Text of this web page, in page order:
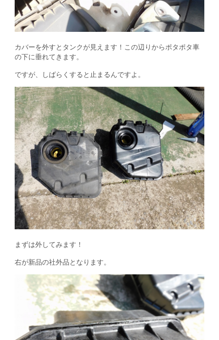
カバーを外すとタンクが見えます！この辺りからポタポタ車
の下に垂れてきます。
ですが、しばらくすると止まるんですよ。
まずは外してみます！
右が新品の社外品となります。